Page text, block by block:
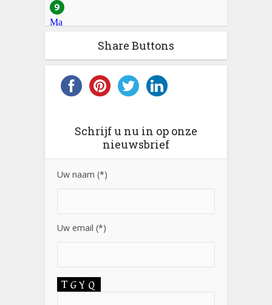
Share Buttons
Schrijf u nu in op onze
nieuwsbrief
Uw naam (*)
Uw email (*)